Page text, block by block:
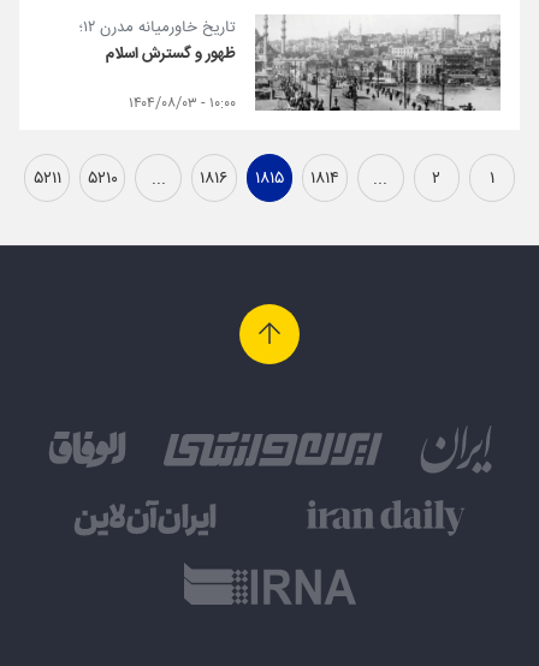
تاریخ خاورمیانه مدرن ۱۲؛
ظهور و گسترش اسلام
۱۰:۰۰ - ۱۴۰۴/۰۸/۰۳
۱ ۲ ... ۱۸۱۴ ۱۸۱۵ ۱۸۱۶ ... ۵۲۱۰ ۵۲۱۱